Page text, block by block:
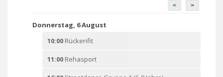
< >
Donnerstag, 6 August
10:00 Rückenfit
11:00 Rehasport